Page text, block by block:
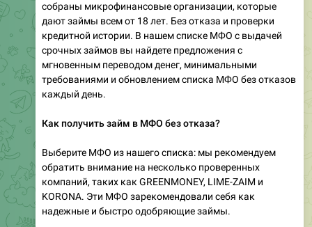
собраны микрофинансовые организации, которые
дают займы всем от 18 лет. Без отказа и проверки
кредитной истории. В нашем списке МФО с выдачей
срочных займов вы найдете предложения с
мгновенным переводом денег, минимальными
требованиями и обновлением списка МФО без отказов
каждый день.
Как получить займ в МФО без отказа?
Выберите МФО из нашего списка: мы рекомендуем
обратить внимание на несколько проверенных
компаний, таких как GREENMONEY, LIME-ZAIM и
KORONA. Эти МФО зарекомендовали себя как
надежные и быстро одобряющие займы.